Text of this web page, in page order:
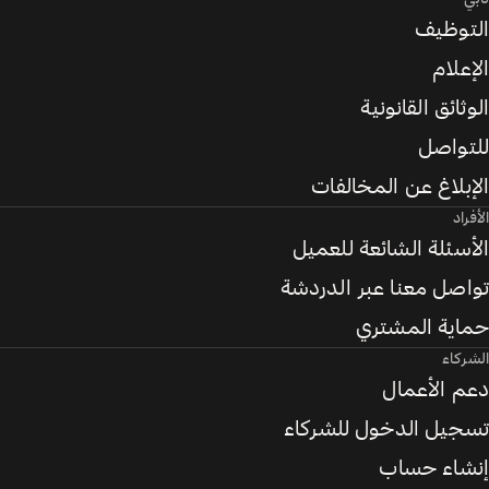
التوظيف
الإعلام
الوثائق القانونية
للتواصل
الإبلاغ عن المخالفات
الأفراد
الأسئلة الشائعة للعميل
تواصل معنا عبر الدردشة
حماية المشتري
الشركاء
دعم الأعمال
تسجيل الدخول للشركاء
إنشاء حساب